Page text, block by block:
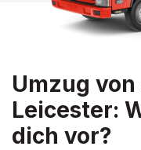
Umzug
Leicester:
dich vor?